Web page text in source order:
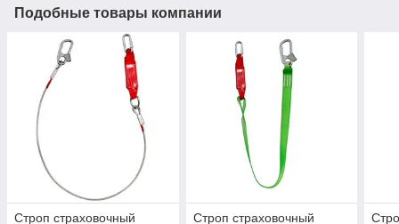
Подобные товары компании
Строп страховочный
Строп страховочный